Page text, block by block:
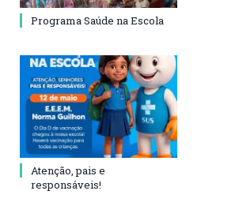
Programa Saúde na Escola
Atenção, pais e
responsáveis!